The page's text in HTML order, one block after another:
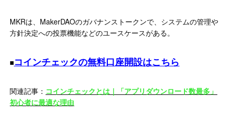
MKRは、MakerDAOのガバナンストークンで、システムの管理や
方針決定への投票機能などのユースケースがある。
■コインチェックの無料口座開設はこちら
関連記事： コインチェックとは｜「アプリダウンロード数最多」
初心者に最適な理由